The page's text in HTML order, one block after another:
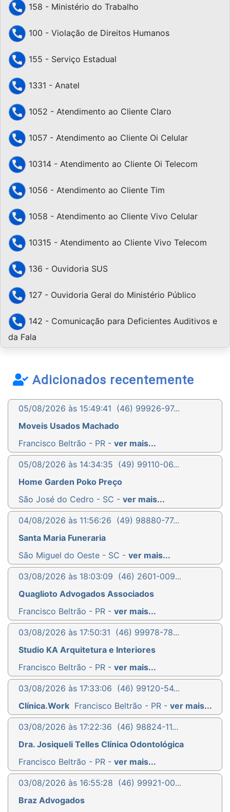
158 - Ministério do Trabalho
100 - Violação de Direitos Humanos
155 - Serviço Estadual
1331 - Anatel
1052 - Atendimento ao Cliente Claro
1057 - Atendimento ao Cliente Oi Celular
10314 - Atendimento ao Cliente Oi Telecom
1056 - Atendimento ao Cliente Tim
1058 - Atendimento ao Cliente Vivo Celular
10315 - Atendimento ao Cliente Vivo Telecom
136 - Ouvidoria SUS
127 - Ouvidoria Geral do Ministério Público
142 - Comunicação para Deficientes Auditivos e
da Fala
Adicionados recentemente
05/08/2026 às 15:49:41 (46) 99926-97...
Moveis Usados Machado
Francisco Beltrão - PR - ver mais...
05/08/2026 às 14:34:35 (49) 99110-06...
Home Garden Poko Preço
São José do Cedro - SC - ver mais...
04/08/2026 às 11:56:26 (49) 98880-77...
Santa Maria Funeraria
São Miguel do Oeste - SC - ver mais...
03/08/2026 às 18:03:09 (46) 2601-009...
Quaglioto Advogados Associados
Francisco Beltrão - PR - ver mais...
03/08/2026 às 17:50:31 (46) 99978-78...
Studio KA Arquitetura e Interiores
Francisco Beltrão - PR - ver mais...
03/08/2026 às 17:33:06 (46) 99120-54...
Clínica.Work Francisco Beltrão - PR - ver mais...
03/08/2026 às 17:22:36 (46) 98824-11...
Dra. Josiqueli Telles Clínica Odontológica
Francisco Beltrão - PR - ver mais...
03/08/2026 às 16:55:28 (46) 99921-00...
Braz Advogados